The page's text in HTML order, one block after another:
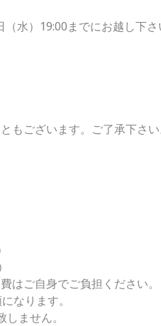
水）19:00までにお越し下
もございます。ご了承下さ
ご自身でご負担ください。
なります。
ません。